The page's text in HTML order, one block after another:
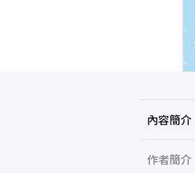
內容簡介
作者簡介